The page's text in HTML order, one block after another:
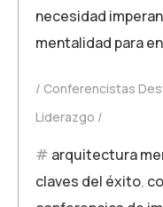
necesidad
mentalidad para
Conferencistas
Liderazgo
arquitectura
claves del éxito,